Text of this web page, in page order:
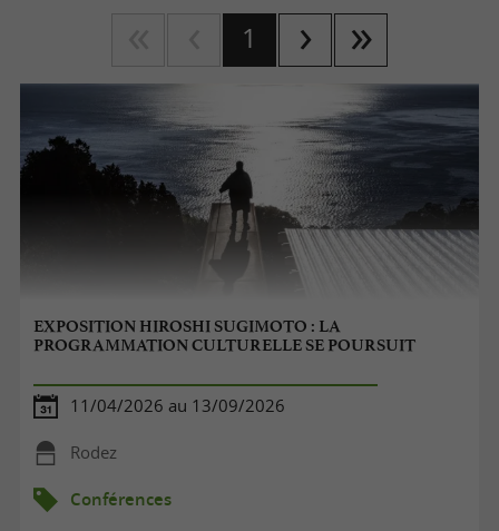
1
EXPOSITION HIROSHI SUGIMOTO : LA
PROGRAMMATION CULTURELLE SE POURSUIT
11/04/2026 au 13/09/2026
Rodez
Conférences